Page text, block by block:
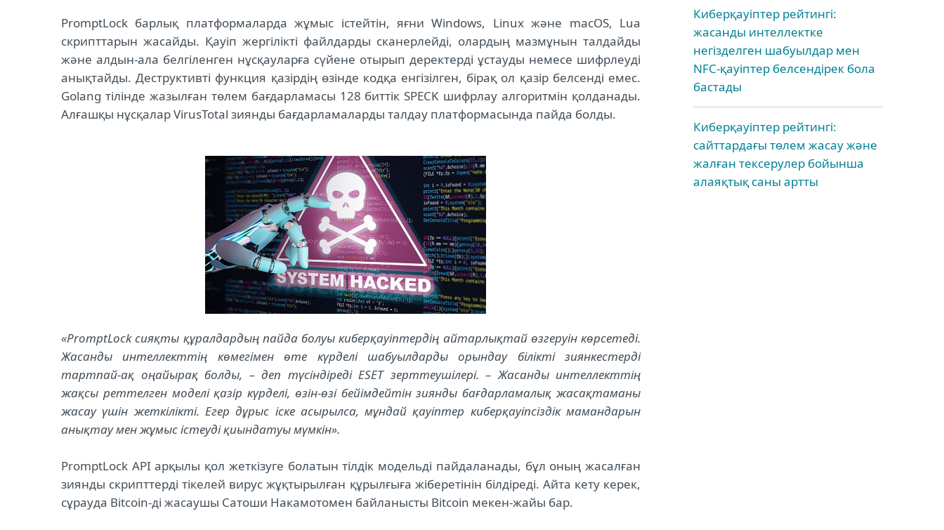
PromptLock барлық платформаларда жұмыс істейтін, яғни Windows, Linux және macOS, Lua
скрипттарын жасайды. Қауіп жергілікті файлдарды сканерлейді, олардың мазмұнын талдайды
және алдын-ала белгіленген нұсқауларға сүйене отырып деректерді ұстауды немесе шифрлеуді
анықтайды. Деструктивті функция қазірдің өзінде кодқа енгізілген, бірақ ол қазір белсенді емес.
Golang тілінде жазылған төлем бағдарламасы 128 биттік SPECK шифрлау алгоритмін қолданады.
Алғашқы нұсқалар VirusTotal зиянды бағдарламаларды талдау платформасында пайда болды.
«PromptLock сияқты құралдардың пайда болуы киберқауіптердің айтарлықтай өзгеруін көрсетеді.
Жасанды интеллекттің көмегімен өте күрделі шабуылдарды орындау білікті зиянкестерді
тартпай-ақ оңайырақ болды, – деп түсіндіреді ESET зерттеушілері. – Жасанды интеллекттің
жақсы реттелген моделі қазір күрделі, өзін-өзі бейімдейтін зиянды бағдарламалық жасақтаманы
жасау үшін жеткілікті. Егер дұрыс іске асырылса, мұндай қауіптер киберқауіпсіздік мамандарын
анықтау мен жұмыс істеуді қиындатуы мүмкін».
PromptLock API арқылы қол жеткізуге болатын тілдік модельді пайдаланады, бұл оның жасалған
зиянды скрипттерді тікелей вирус жұқтырылған құрылғыға жіберетінін білдіреді. Айта кету керек,
сұрауда Bitcoin-ді жасаушы Сатоши Накамотомен байланысты Bitcoin мекен-жайы бар.
Киберқауіптер рейтингі:
жасанды интеллектке
негізделген шабуылдар мен
NFC-қауіптер белсендірек бола
бастады
Киберқауіптер рейтингі:
сайттардағы төлем жасау және
жалған тексерулер бойынша
алаяқтық саны артты